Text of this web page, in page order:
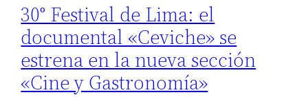
30° Festival de Lima: el
documental «Ceviche» se
estrena en la nueva sección
«Cine y Gastronomía»